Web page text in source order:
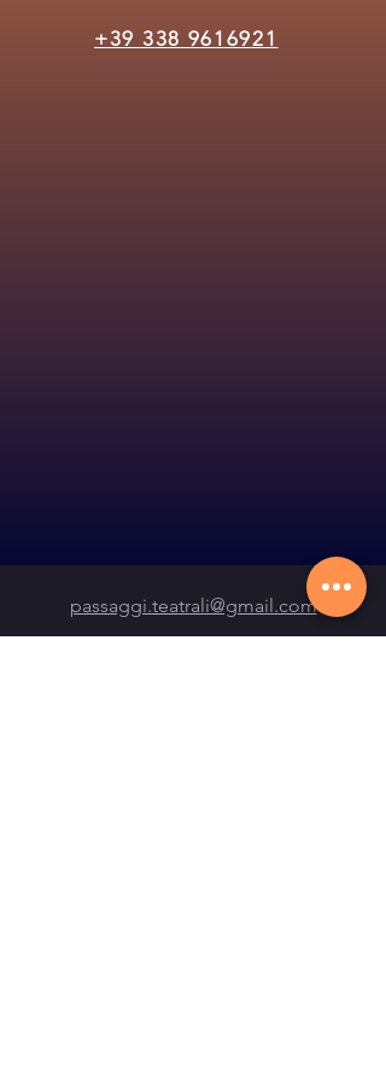
+39 338 9616921
passaggi.teatrali@gmail.com